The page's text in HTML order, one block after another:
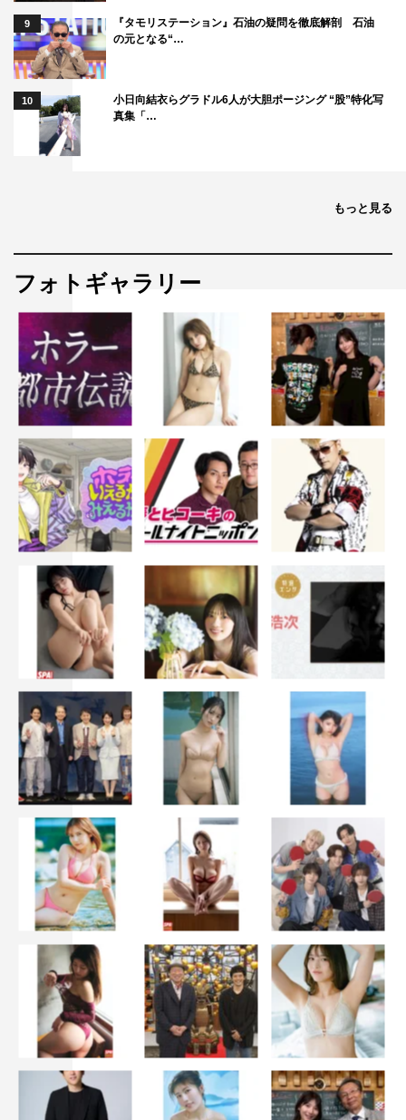
9
『タモリステーション』石油の疑問を徹底解剖 石油
の元となる“…
10
小日向結衣らグラドル6人が大胆ポージング “股”特化写
真集「…
もっと見る
フォトギャラリー